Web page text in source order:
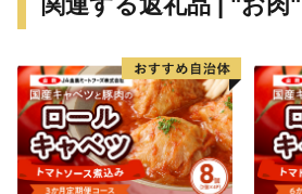
す。予めご了承ください。
ご不在の期間がある際はお申込み
入いただきますようお願いいたし
▼返礼品の配送をひかえさせてい